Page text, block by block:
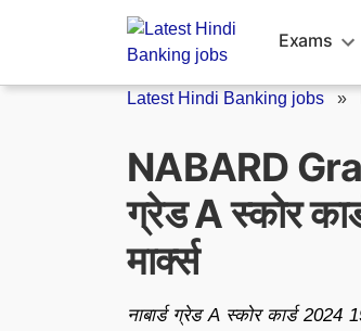
Exams
Latest Hindi Banking jobs »
NABARD
ग्रेड A स्कोर
मार्क्स
नाबार्ड ग्रेड A स्कोर कार्ड